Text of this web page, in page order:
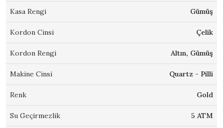
Kasa Rengi Gümüş
Kordon Cinsi Çelik
Kordon Rengi Altın, Gümüş
Makine Cinsi Quartz - Pilli
Renk Gold
Su Geçirmezlik 5 ATM